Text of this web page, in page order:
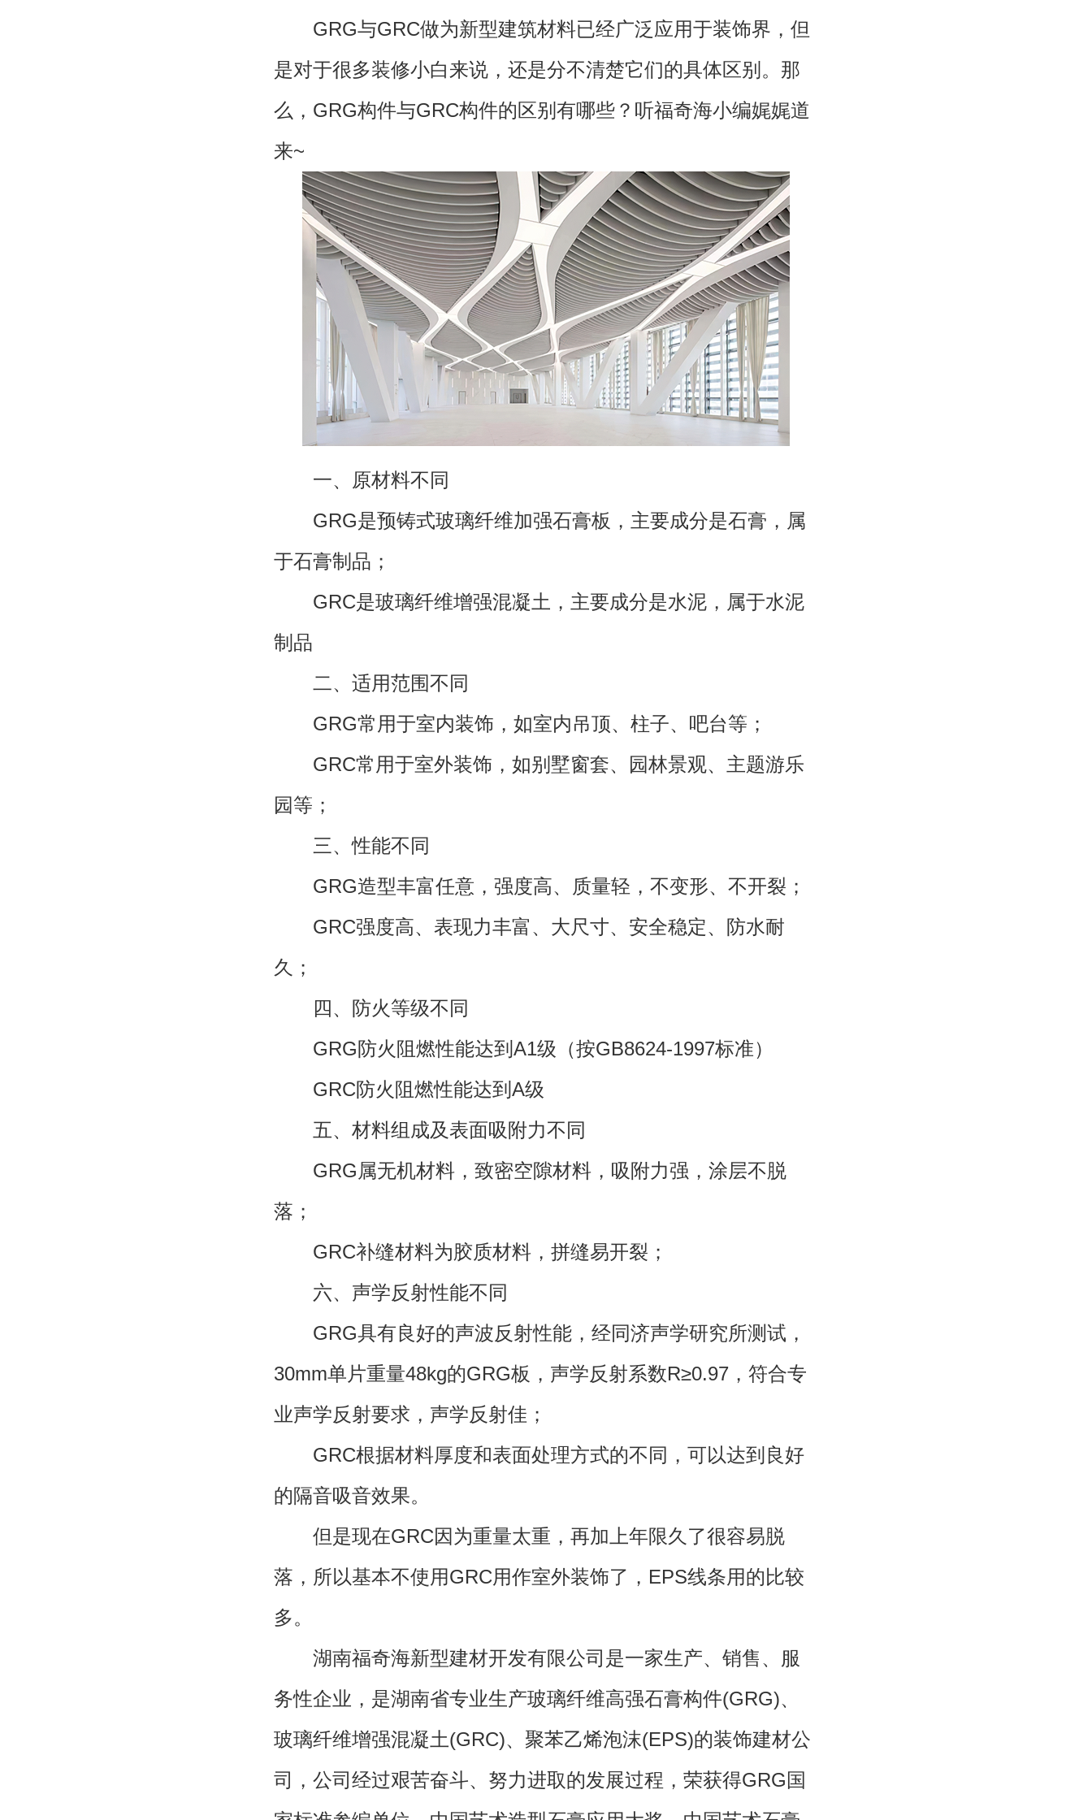
GRG与GRC做为新型建筑材料已经广泛应用于装饰界，但
是对于很多装修小白来说，还是分不清楚它们的具体区别。那
么，GRG构件与GRC构件的区别有哪些？听福奇海小编娓娓道
来~
一、原材料不同
GRG是预铸式玻璃纤维加强石膏板，主要成分是石膏，属
于石膏制品；
GRC是玻璃纤维增强混凝土，主要成分是水泥，属于水泥
制品
二、适用范围不同
GRG常用于室内装饰，如室内吊顶、柱子、吧台等；
GRC常用于室外装饰，如别墅窗套、园林景观、主题游乐
园等；
三、性能不同
GRG造型丰富任意，强度高、质量轻，不变形、不开裂；
GRC强度高、表现力丰富、大尺寸、安全稳定、防水耐
久；
四、防火等级不同
GRG防火阻燃性能达到A1级（按GB8624-1997标准）
GRC防火阻燃性能达到A级
五、材料组成及表面吸附力不同
GRG属无机材料，致密空隙材料，吸附力强，涂层不脱
落；
GRC补缝材料为胶质材料，拼缝易开裂；
六、声学反射性能不同
GRG具有良好的声波反射性能，经同济声学研究所测试，
30mm单片重量48kg的GRG板，声学反射系数R≥0.97，符合专
业声学反射要求，声学反射佳；
GRC根据材料厚度和表面处理方式的不同，可以达到良好
的隔音吸音效果。
但是现在GRC因为重量太重，再加上年限久了很容易脱
落，所以基本不使用GRC用作室外装饰了，EPS线条用的比较
多。
湖南福奇海新型建材开发有限公司是一家生产、销售、服
务性企业，是湖南省专业生产玻璃纤维高强石膏构件(GRG)、
玻璃纤维增强混凝土(GRC)、聚苯乙烯泡沫(EPS)的装饰建材公
司，公司经过艰苦奋斗、努力进取的发展过程，荣获得GRG国